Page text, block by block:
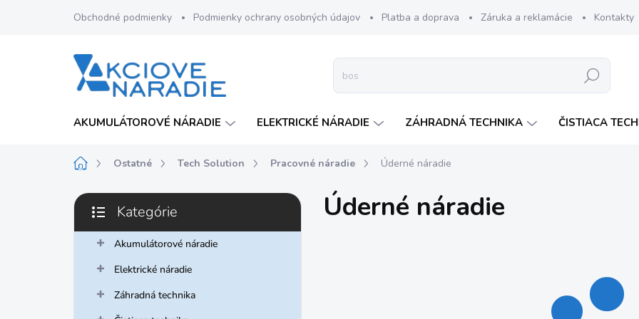
Obchodné podmienky Podmienky ochrany osobných údajov Platba a doprava Záruka a reklamácie Kontakty
Hľadať
AKUMULÁTOROVÉ NÁRADIE ELEKTRICKÉ NÁRADIE ZÁHRADNÁ TECHNIKA ČISTIACA
DomovOstatné Tech Solution Pracovné náradie Úderné náradie
B
č
Preskočiť
kategórie
Kategórie
Akumulátorové náradie
Elektrické náradie
Záhradná technika
Úderné náradie